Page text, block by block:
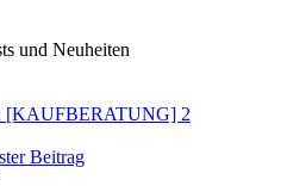
und Neuheiten
[KAUFBERATUNG] 2
Beitrag